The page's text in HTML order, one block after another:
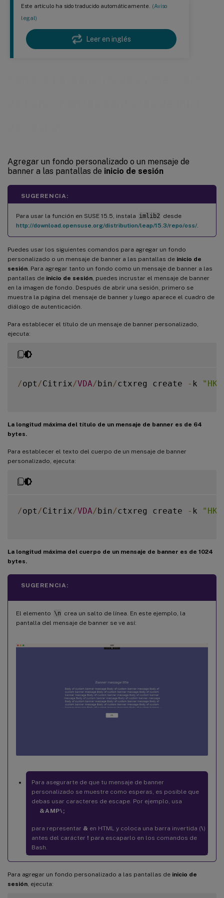
Este artículo ha sido traducido automáticamente. (Aviso
legal)
Leer en inglés
Agregar un fondo personalizado o un mensaje de
banner a las pantallas de inicio de sesión
SUGERENCIA:
Para usar la función en SUSE 15.5, instala imlib2 desde
http://download.opensuse.org/distribution/leap/15.3/repo/oss/
Puedes usar los siguientes comandos para agregar un fondo
personalizado o un mensaje de banner a las pantallas de inicio de
sesión . Para agregar tanto un fondo como un mensaje de banner a las
pantallas de inicio de sesión , puedes incrustar el mensaje de banner
en la imagen de fondo. Después de abrir una sesión, primero se
muestra la página del mensaje de banner y luego aparece el cuadro de
diálogo de autenticación.
Para establecer el título de un mensaje de banner personalizado,
ejecuta:
/opt /Citrix/VDA/bin/ctxreg create - k
La longitud máxima del título de un mensaje de banner es de 64
bytes.
Para establecer el texto del cuerpo de un mensaje de banner
personalizado, ejecuta:
/opt /Citrix/VDA/bin/ctxreg create - k
La longitud máxima del cuerpo de un mensaje de banner es de 1024
bytes.
SUGERENCIA:
El elemento \n crea un salto de línea. En este ejemplo, la
pantalla del mensaje de banner se ve así:
Para asegurarte de que tu mensaje de banner
personalizado se muestre como esperas, es posible que
debas usar caracteres de escape. Por ejemplo, usa
&AMP\;
para representar & en HTML y coloca una barra invertida (\)
antes del carácter ! para escaparlo en los comandos de
Bash.
Para agregar un fondo personalizado a las pantallas de inicio de
sesión, ejecuta: